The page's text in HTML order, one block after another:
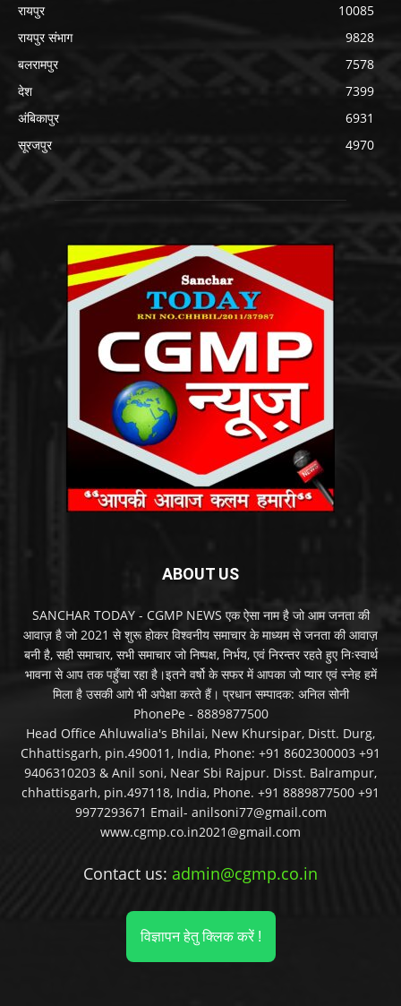
रायपुर
10085
रायपुर संभाग
9828
बलरामपुर
7578
देश
7399
अंबिकापुर
6931
सूरजपुर
4970
ABOUT US
SANCHAR TODAY - CGMP NEWS एक ऐसा नाम है जो आम जनता की
आवाज़ है जो 2021 से शुरू होकर विश्वनीय समाचार के माध्यम से जनता की आवाज़
बनी है, सही समाचार, सभी समाचार जो निष्पक्ष, निर्भय, एवं निरन्तर रहते हुए निःस्वार्थ
भावना से आप तक पहुँचा रहा है।इतने वर्षो के सफर में आपका जो प्यार एवं स्नेह हमें
मिला है उसकी आगे भी अपेक्षा करते हैं। प्रधान सम्पादक: अनिल सोनी
PhonePe - 8889877500
Head Office Ahluwalia's Bhilai, New Khursipar, Distt. Durg,
Chhattisgarh, pin.490011, India, Phone: +91 8602300003 +91
9406310203 & Anil soni, Near Sbi Rajpur. Disst. Balrampur,
chhattisgarh, pin.497118, India, Phone. +91 8889877500 +91
9977293671 Email- anilsoni77@gmail.com
www.cgmp.co.in2021@gmail.com
Contact us: admin@cgmp.co.in
विज्ञापन हेतु क्लिक करें !